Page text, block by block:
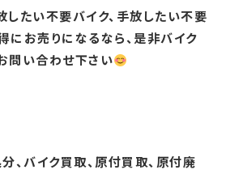
したい不要バイク、手放したい不要
にお売りになるなら、是非バイク
問い合わせ下さい
、バイク買取、原付買取、原付廃